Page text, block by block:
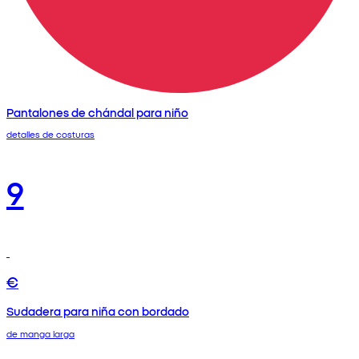
Pantalones de chándal para niño
detalles de costuras
9
€
Sudadera para niña con bordado
de manga larga